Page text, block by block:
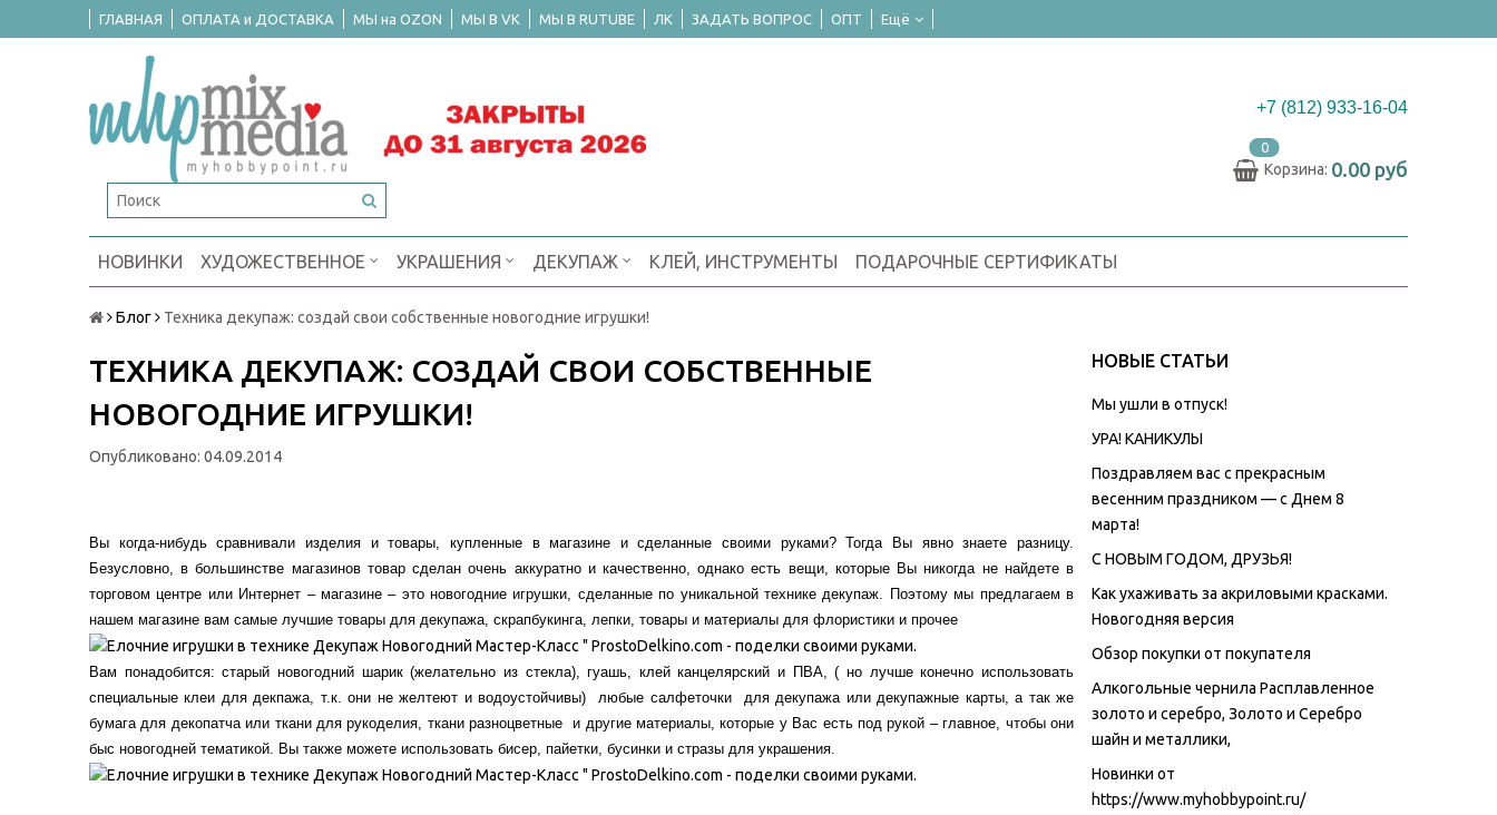
ГЛАВНАЯ ОПЛАТА и ДОСТАВКА МЫ на OZON МЫ В VK МЫ В RUTUBE ЛК ЗАДАТЬ ВОПРОС ОПТ Ещё
+7 (812) 933-16-04
0
Корзина: 0.00 руб
НОВИНКИ ХУДОЖЕСТВЕННОЕ УКРАШЕНИЯ ДЕКУПАЖ КЛЕЙ, ИНСТРУМЕНТЫ ПОДАРОЧНЫЕ СЕРТИФИКАТЫ
Блог Техника декупаж: создай свои собственные новогодние игрушки!
НОВЫЕ СТАТЬИ
Мы ушли в отпуск!
УРА! КАНИКУЛЫ
Поздравляем вас с прекрасным
весенним праздником — с Днем 8
марта!
С НОВЫМ ГОДОМ, ДРУЗЬЯ!
Как ухаживать за акриловыми красками.
Новогодняя версия
Обзор покупки от покупателя
Алкогольные чернила Расплавленное
золото и серебро, Золото и Серебро
шайн и металлики,
Новинки от
https://www.myhobbypoint.ru/
ТЕХНИКА ДЕКУПАЖ: СОЗДАЙ СВОИ СОБСТВЕННЫЕ
НОВОГОДНИЕ ИГРУШКИ!
Опубликовано: 04.09.2014
Вы когда-нибудь сравнивали изделия и товары, купленные в магазине и сделанные своими руками? Тогда Вы явно знаете разницу.
Безусловно, в большинстве магазинов товар сделан очень аккуратно и качественно, однако есть вещи, которые Вы никогда не найдете в
торговом центре или Интернет – магазине – это новогодние игрушки, сделанные по уникальной технике декупаж. Поэтому мы предлагаем в
нашем магазине вам самые лучшие товары для декупажа, скрапбукинга, лепки, товары и материалы для флористики и прочее
Вам понадобится: старый новогодний шарик (желательно из стекла), гуашь, клей канцелярский и ПВА, ( но лучше конечно использовать
специальные клеи для декпажа, т.к. они не желтеют и водоустойчивы) любые салфеточки
для декупажа или декупажные карты, а так же
бумага для декопатча или ткани для рукоделия , ткани разноцветные и другие материалы, которые у Вас есть под рукой – главное, чтобы они
быс новогодней тематикой. Вы также можете использовать бисер, пайетки, бусинки и стразы для украшения.